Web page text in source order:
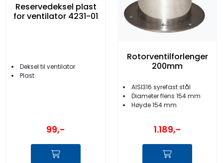
Reservedeksel plast
for ventilator 4231-01
Deksel til ventilator
Plast
99,-
Rotorventilforlenger
200mm
AISI316 syrefast stål
Diameter flens 154 mm
Høyde 154 mm
1.189,-